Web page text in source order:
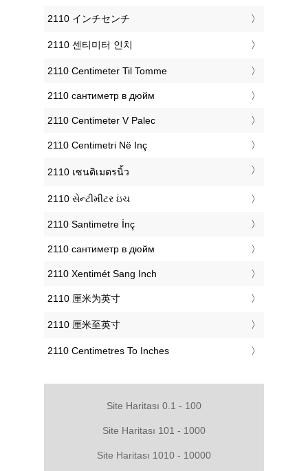
‎2110 インチセンチ
‎2110 센티미터 인치
‎2110 Centimeter Til Tomme
‎2110 сантиметр в дюйм
‎2110 Centimeter V Palec
‎2110 Centimetri Në Inç
‎2110 เซนติเมตรนิ้ว
‎2110 સેન્ટીમીટર ઇંચ
‎2110 Santimetre İnç
‎2110 сантиметр в дюйм
‎2110 Xentimét Sang Inch
‎2110 厘米为英寸
‎2110 厘米至英寸
‎2110 Centimetres To Inches
Site Haritası 0.1 - 100
Site Haritası 101 - 1000
Site Haritası 1010 - 10000